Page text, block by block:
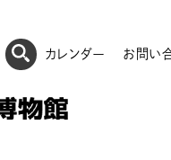
カレンダー お問い